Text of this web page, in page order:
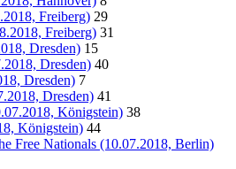
Freiberg) 29
Freiberg) 31
Dresden) 15
Dresden) 40
Dresden) 7
Dresden) 41
Königstein) 38
Königstein) 44
Free Nationals (10.07.2018, Berlin)